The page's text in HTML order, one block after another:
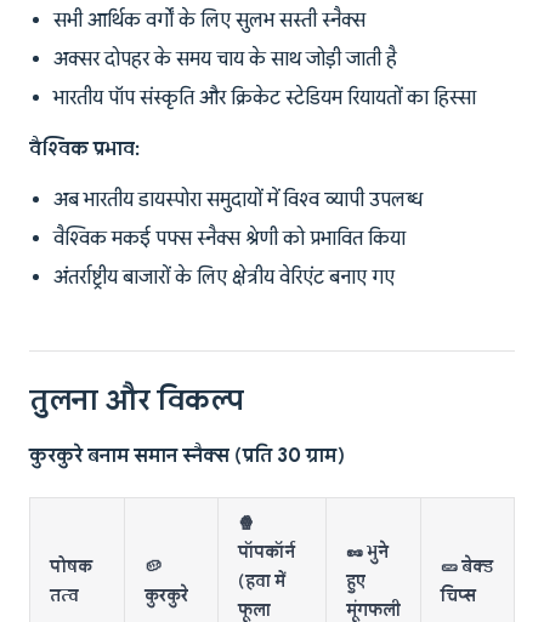
सभी आर्थिक वर्गों के लिए सुलभ सस्ती स्नैक्स
अक्सर दोपहर के समय चाय के साथ जोड़ी जाती है
भारतीय पॉप संस्कृति और क्रिकेट स्टेडियम रियायतों का हिस्सा
वैश्विक प्रभाव:
अब भारतीय डायस्पोरा समुदायों में विश्व व्यापी उपलब्ध
वैश्विक मकई पफ्स स्नैक्स श्रेणी को प्रभावित किया
अंतर्राष्ट्रीय बाजारों के लिए क्षेत्रीय वेरिएंट बनाए गए
तुलना और विकल्प
कुरकुरे बनाम समान स्नैक्स (प्रति 30 ग्राम)
पोषक
तत्व
🥔
कुरकुरे
🍿
पॉपकॉर्न
(हवा में
फूला
🥜 भुने
हुए
मूंगफली
🥒 बेक्ड
चिप्स